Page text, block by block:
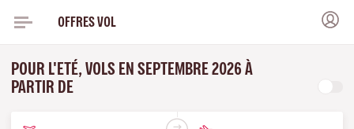
OFFRES VOL
POUR L'ETÉ, VOLS EN SEPTEMBRE 2026 À
PARTIR DE